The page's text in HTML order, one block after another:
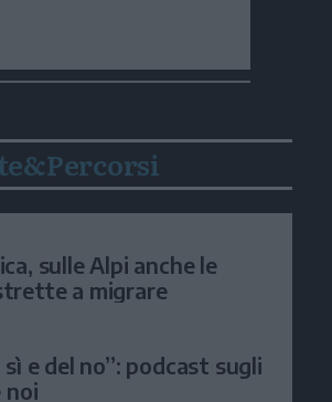
sulle Alpi anche le
a migrare
sì e del no”: podcast sugli
noi